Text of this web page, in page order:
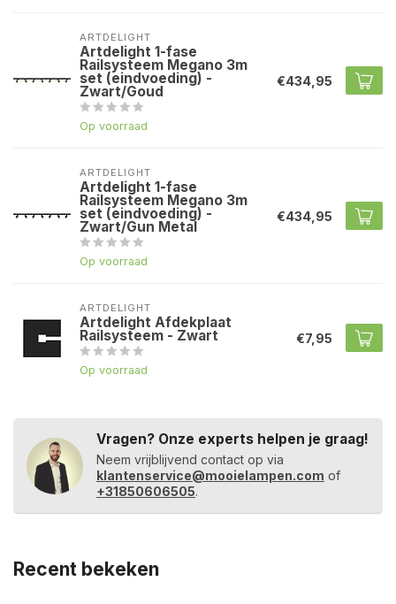
ARTDELIGHT
Artdelight 1-fase
Railsysteem Megano 3m
set (eindvoeding) -
Zwart/Goud
Op voorraad
€434,95
ARTDELIGHT
Artdelight 1-fase
Railsysteem Megano 3m
set (eindvoeding) -
Zwart/Gun Metal
Op voorraad
€434,95
ARTDELIGHT
Artdelight Afdekplaat
Railsysteem - Zwart
Op voorraad
€7,95
Vragen? Onze experts helpen je graag!
Neem vrijblijvend contact op via
klantenservice@mooielampen.com of
+31850606505.
Recent bekeken